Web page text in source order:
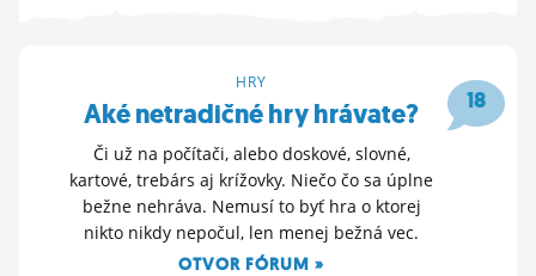
18
HRY
Aké netradičné hry hrávate?
Či už na počítači, alebo doskové, slovné,
kartové, trebárs aj krížovky. Niečo čo sa úplne
bežne nehráva. Nemusí to byť hra o ktorej
nikto nikdy nepočul, len menej bežná vec.
OTVOR FÓRUM »